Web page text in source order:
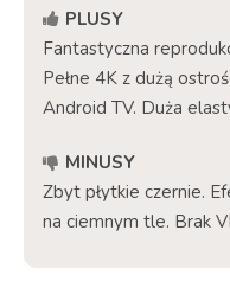
PLUSY
Fantastyczna
Pełne 4K z dużą
Android TV. Duża
MINUSY
Zbyt płytkie czernie.
na ciemnym tle. Brak